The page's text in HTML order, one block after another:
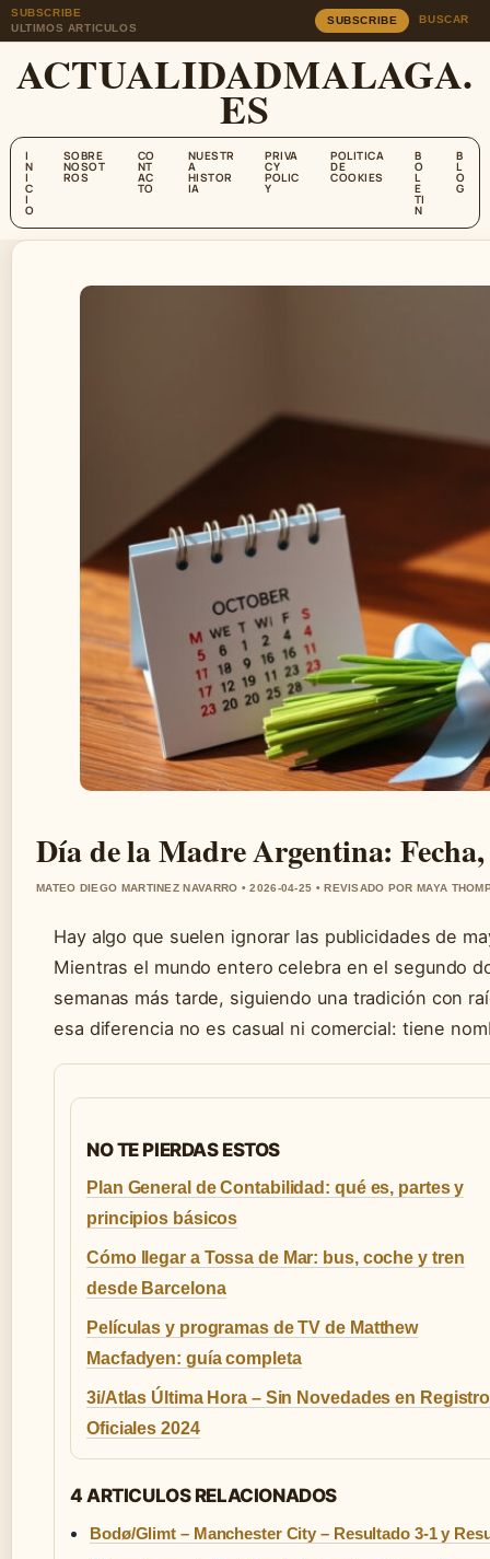
SUBSCRIBE
ULTIMOS ARTICULOS
SUBSCRIBE BUSCAR
ACTUALIDADMALAGA.
ES
I
N
I
C
I
O
SOBRE
NOSOT
ROS
CO
NT
AC
TO
NUESTR
A
HISTOR
IA
PRIVA
CY
POLIC
Y
POLITICA
DE
COOKIES
B
O
L
E
TI
N
B
L
O
G
Día de la Madre Argentina:
MATEO DIEGO MARTINEZ NAVARRO • 2026-04-25 • REVISADO POR MAYA
Hay algo que suelen ignorar las publicidades de
Mientras el mundo entero celebra en el segundo
semanas más tarde, siguiendo una tradición con
esa diferencia no es casual ni comercial: tiene
NO TE PIERDAS ESTOS
Plan General de Contabilidad: qué es, partes y
principios básicos
Cómo llegar a Tossa de Mar: bus, coche y tren
desde Barcelona
Películas y programas de TV de Matthew
Macfadyen: guía completa
3i/Atlas Última Hora – Sin Novedades en
Oficiales 2024
4 ARTICULOS RELACIONADOS
Bodø/Glimt – Manchester City – Resultado 3-1 y